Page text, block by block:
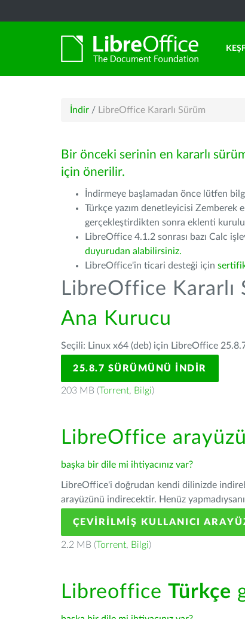
İndir / LibreOffice Kararlı Sürüm
Bir önceki serinin en kararlı
için önerilir.
İndirmeye başlamadan önce lütfen
Türkçe yazım denetleyicisi Zemberek
gerçekleştirdikten sonra eklenti
LibreOffice 4.1.2 sonrası bazı Calc
duyurudan alabilirsiniz.
LibreOffice'in ticari desteği için
LibreOffice Kararlı
Ana Kurucu
Seçili: Linux x64 (deb) için LibreOffice
25.8.7 SÜRÜMÜNÜ İNDIR
203 MB (Torrent, Bilgi)
LibreOffice
başka bir dile mi ihtiyacınız var?
LibreOffice'i doğrudan kendi dilinizde
arayüzünü indirecektir. Henüz
ÇEVIRILMIŞ KULLANICI
2.2 MB (Torrent, Bilgi)
Libreoffice Türkçe